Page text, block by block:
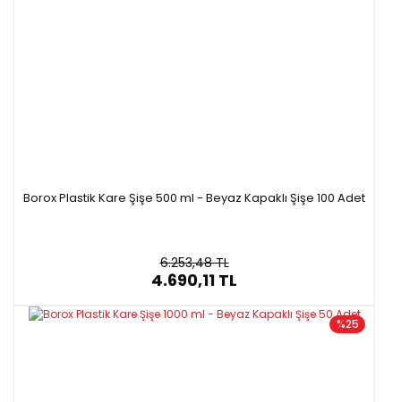
Borox Plastik Kare Şişe 500 ml - Beyaz Kapaklı Şişe 100 Adet
6.253,48 TL
4.690,11 TL
%25